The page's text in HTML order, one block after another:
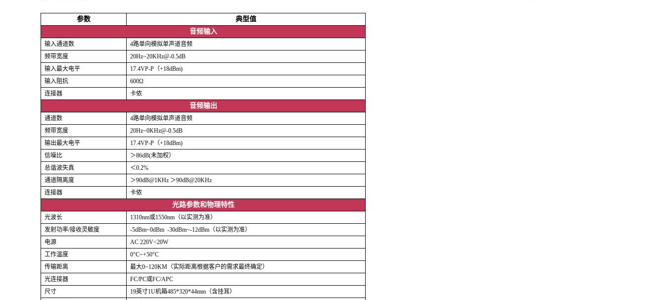
参数
典型值
音频输入
输入通道数
4路单向模拟单声道音频
频带宽度
20Hz~20KHz@-0.5dB
输入最大电平
17.4VP-P（+18dBm)
输入阻抗
600Ω
连接器
卡侬
音频输出
通道数
4路单向模拟单声道音频
频带宽度
20Hz~0KHz@-0.5dB
输出最大电平
17.4VP-P（+18dBm)
信噪比
＞86dB(未加权）
总谐波失真
＜0.2%
通道隔离度
＞90dB@1KHz ＞90dB@20KHz
连接器
卡侬
光路参数和物理特性
光波长
1310nm或1550nm（以实测为准）
发射功率/接收灵敏度
-5dBm~0dBm -30dBm~-12dBm（以实测为准）
电源
AC 220V<20W
工作温度
0°C~+50°C
传输距离
最大0~120KM（实际距离根据客户的需求最终确定）
光连接器
FC/PC或FC/APC
尺寸
19英寸1U机箱485*320*44mm（含挂耳）